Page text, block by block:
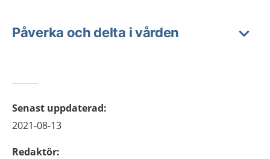
Påverka och delta i vården
Senast uppdaterad:
2021-08-13
Redaktör: